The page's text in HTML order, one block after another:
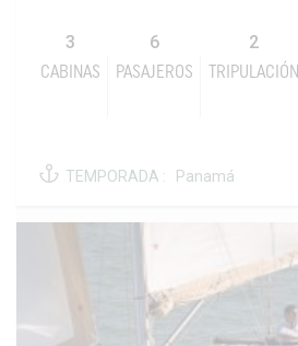
3
CABINAS
6
PASAJEROS
2
TRIPULACIÓN
TEMPORADA : Panamá